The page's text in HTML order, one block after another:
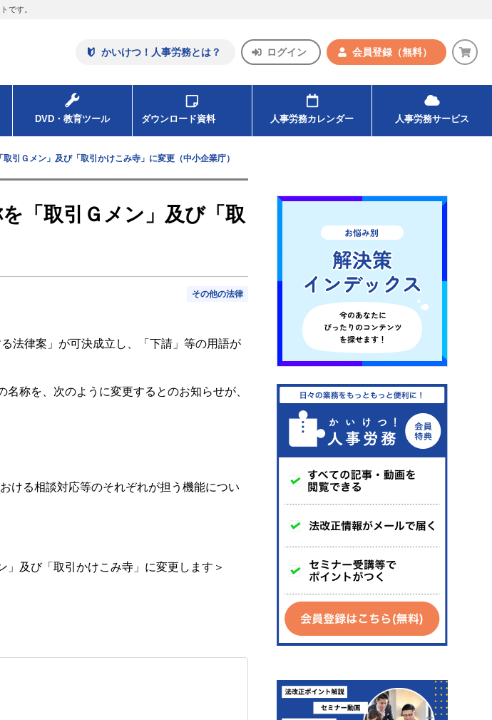
です。
かいけつ！人事労務とは？ ログイン 会員登録 （無料）
DVD・教育ツール ダウンロード資料 人事労務カレンダー 人事労務サービス
引Ｇメン」及び「取引かけこみ寺」に変更（中小企業庁）
「取引Ｇメン」及び「取
その他の法律
法律案」が可決成立し、「下請」等の用語が
称を、次のように変更するとのお知らせが、
ける相談対応等のそれぞれが担う機能につい
及び「取引かけこみ寺」に変更します＞